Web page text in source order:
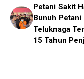
Petani Sakit
Bunuh Petani
Teluknaga
15 Tahun